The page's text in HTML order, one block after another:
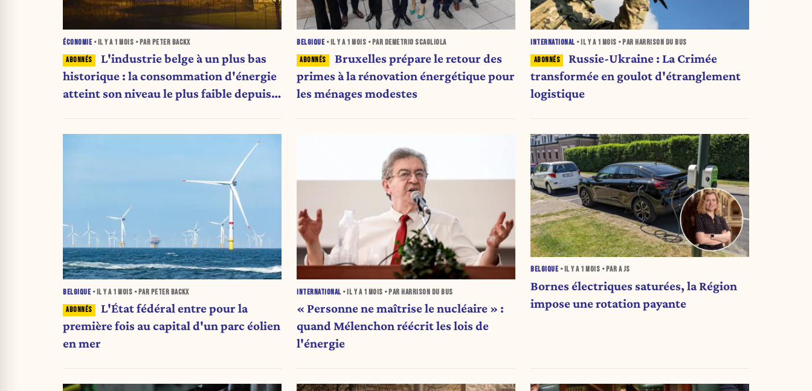
ÉCONOMIE • IL Y A 1 MOIS • PAR PETER BACKX
L'industrie belge à un plus bas
historique : la consommation d'énergie
atteint son niveau le plus faible depuis
BELGIQUE • IL Y A 1 MOIS • PAR DEMETRIO SCAGLIOLA
Bruxelles prépare le retour des
primes à la rénovation énergétique pour
les ménages modestes
INTERNATIONAL • IL Y A 1 MOIS • PAR HARRISON DU BUS
Russie-Ukraine : La Crimée
transformée en goulot d'étranglement
logistique
BELGIQUE • IL Y A 1 MOIS • PAR PETER BACKX
L'État fédéral entre pour la
première fois au capital d'un parc éolien
en mer
INTERNATIONAL • IL Y A 1 MOIS • PAR HARRISON DU BUS
« Personne ne maîtrise le nucléaire » :
quand Mélenchon réécrit les lois de
l'énergie
BELGIQUE • IL Y A 1 MOIS • PAR A JS
Bornes électriques saturées, la Région
impose une rotation payante